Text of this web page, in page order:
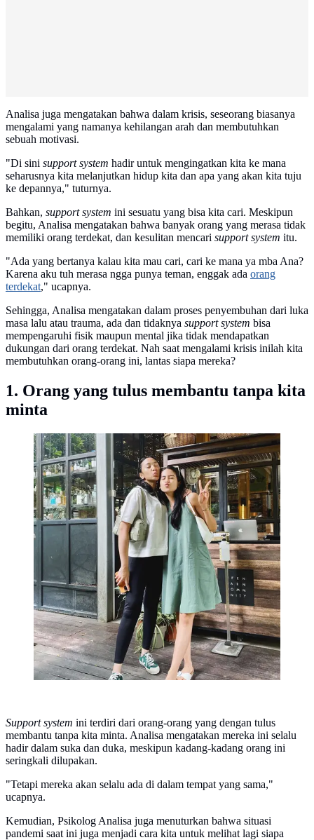
Analisa juga mengatakan bahwa dalam krisis, seseorang biasanya
mengalami yang namanya kehilangan arah dan membutuhkan
sebuah motivasi.
"Di sini support system hadir untuk mengingatkan kita ke mana
seharusnya kita melanjutkan hidup kita dan apa yang akan kita tuju
ke depannya," tuturnya.
Bahkan, support system ini sesuatu yang bisa kita cari. Meskipun
begitu, Analisa mengatakan bahwa banyak orang yang merasa tidak
memiliki orang terdekat, dan kesulitan mencari support system itu.
"Ada yang bertanya kalau kita mau cari, cari ke mana ya mba Ana?
Karena aku tuh merasa ngga punya teman, enggak ada orang
terdekat," ucapnya.
Sehingga, Analisa mengatakan dalam proses penyembuhan dari luka
masa lalu atau trauma, ada dan tidaknya support system bisa
mempengaruhi fisik maupun mental jika tidak mendapatkan
dukungan dari orang terdekat. Nah saat mengalami krisis inilah kita
membutuhkan orang-orang ini, lantas siapa mereka?
1. Orang yang tulus membantu tanpa kita
minta
Potret Persahabatan Maudy Ayunda dan Putri Tanjung.
(Sumber: Instagram/maudyayunda)
Support system ini terdiri dari orang-orang yang dengan tulus
membantu tanpa kita minta. Analisa mengatakan mereka ini selalu
hadir dalam suka dan duka, meskipun kadang-kadang orang ini
seringkali dilupakan.
"Tetapi mereka akan selalu ada di dalam tempat yang sama,"
ucapnya.
Kemudian, Psikolog Analisa juga menuturkan bahwa situasi
pandemi saat ini juga menjadi cara kita untuk melihat lagi siapa